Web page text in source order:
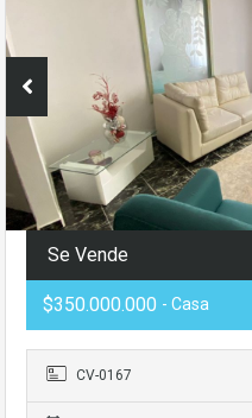
Se Vende
$350.000.000 - Casa
CV-0167